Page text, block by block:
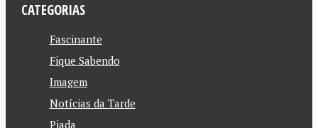
CATEGORIAS
Fascinante
Fique Sabendo
Imagem
Notícias da Tarde
Piada